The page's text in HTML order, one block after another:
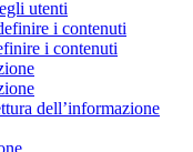
utenti
i contenuti
i contenuti
dell’informazione